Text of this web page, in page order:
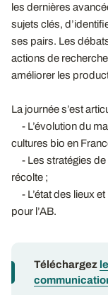
les dernières
sujets clés,
ses pairs. Les
actions de
améliorer les
La journée s’est
- L’évolution du
cultures bio en
- Les stratégies de
récolte ;
- L’état des lieux
pour l’AB.
Téléchargez